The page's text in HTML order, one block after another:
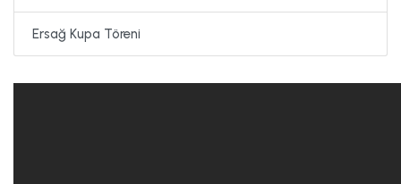
Ersağ Kupa Töreni